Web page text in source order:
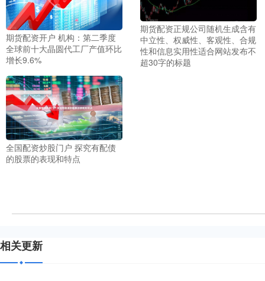
期货配资开户 机构：第二季度
全球前十大晶圆代工厂产值环比
增长9.6%
期货配资正规公司随机生成含有
中立性、权威性、客观性、合规
性和信息实用性适合网站发布不
超30字的标题
全国配资炒股门户 探究有配债
的股票的表现和特点
相关更新